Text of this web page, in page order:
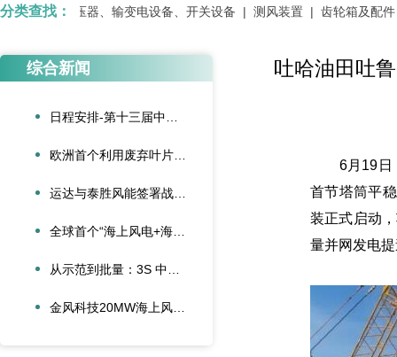
分类查找：
修服务 | 变压器、输变电设备、开关设备 | 测风装置 | 齿轮箱及配件
综合新闻 吐哈油田吐
6月19日，
首节塔筒平
装正式启动
量并网发电